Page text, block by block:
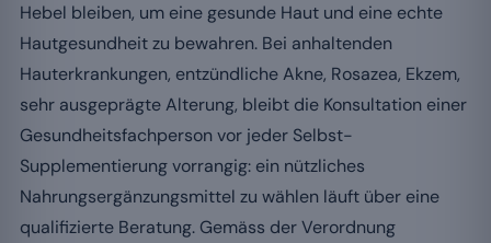
Hebel bleiben, um eine gesunde Haut und eine echte
Hautgesundheit zu bewahren. Bei anhaltenden
Hauterkrankungen, entzündliche Akne, Rosazea, Ekzem,
sehr ausgeprägte Alterung, bleibt die Konsultation einer
Gesundheitsfachperson vor jeder Selbst-
Supplementierung vorrangig: ein nützliches
Nahrungsergänzungsmittel zu wählen läuft über eine
qualifizierte Beratung. Gemäss der Verordnung